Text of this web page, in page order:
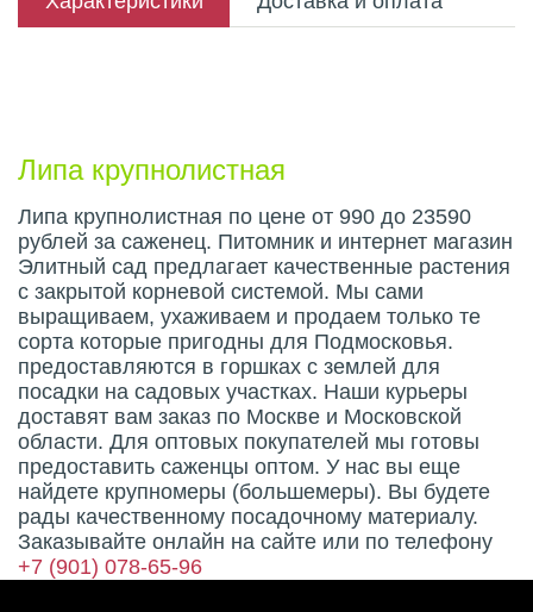
Липа крупнолистная
Липа крупнолистная по цене от 990 до 23590
рублей за саженец. Питомник и интернет магазин
Элитный сад предлагает качественные растения
с закрытой корневой системой. Мы сами
выращиваем, ухаживаем и продаем только те
сорта которые пригодны для Подмосковья.
предоставляются в горшках с землей для
посадки на садовых участках. Наши курьеры
доставят вам заказ по Москве и Московской
области. Для оптовых покупателей мы готовы
предоставить саженцы оптом. У нас вы еще
найдете крупномеры (большемеры). Вы будете
рады качественному посадочному материалу.
Заказывайте онлайн на сайте или по телефону
+7 (901) 078-65-96